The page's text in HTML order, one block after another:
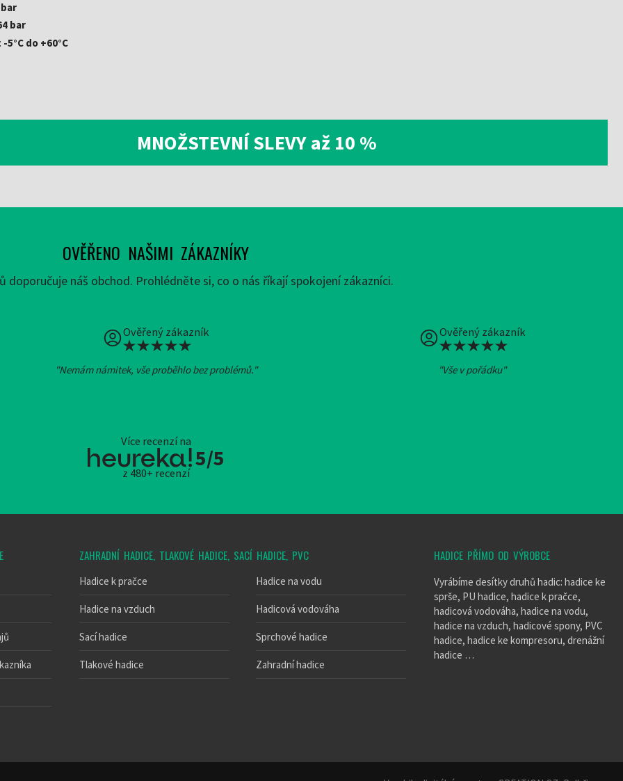
bar
-5°C do +60°C
MNOŽSTEVNÍ SLEVY až 10 %
OVĚŘENO NAŠIMI ZÁKAZNÍKY
doporučuje náš obchod. Prohlédněte si, co o nás říkají spokojení zákazníci.
Ověřený zákazník
"Nemám námitek, vše proběhlo bez problémů."
Ověřený zákazník
"Vše v pořádku"
Více recenzí na
5/5
z 480+ recenzí
ZAHRADNÍ HADICE, TLAKOVÉ HADICE, SACÍ HADICE, PVC
Hadice k pračce Hadice na vodu
Hadice na vzduch Hadicová vodováha
Sací hadice Sprchové hadice
Tlakové hadice Zahradní hadice
HADICE PŘÍMO OD VÝROBCE
Vyrábíme desítky druhů hadic: hadice ke
sprše, PU hadice, hadice k pračce,
hadicová vodováha, hadice na vodu,
hadice na vzduch, hadicové spony, PVC
hadice, hadice ke kompresoru, drenážní
hadice …